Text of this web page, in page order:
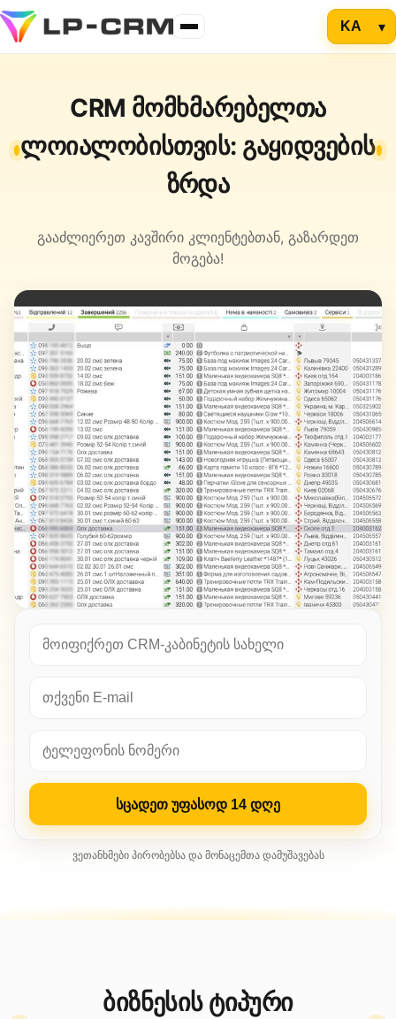
CRM მომხმარებელთა
ლოიალობისთვის: გაყიდვების
ზრდა
გააძლიერეთ კავშირი კლიენტებთან, გაზარდეთ
მოგება!
სცადეთ უფასოდ 14 დღე
ვეთანხმები პირობებსა და მონაცემთა დამუშავებას
ბიზნესის ტიპური